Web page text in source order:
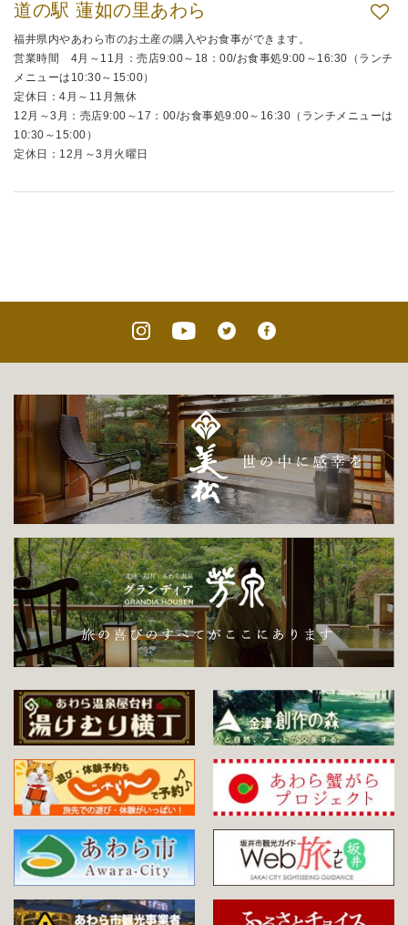
道の駅 蓮如の里あわら
福井県内やあわら市のお土産の購入やお食事ができます。
営業時間 4月～11月：売店9:00～18：00/お食事処9:00～16:30（ランチ
メニューは10:30～15:00）
定休日：4月～11月無休
12月～3月：売店9:00～17：00/お食事処9:00～16:30（ランチメニューは
10:30～15:00）
定休日：12月～3月火曜日